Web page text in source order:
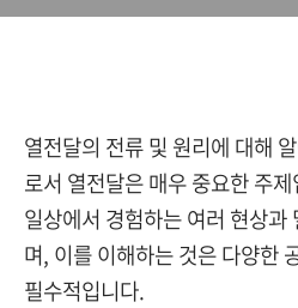
열전달의 전류 및 원리에 대해
로서 열전달은 매우 중요한 주
일상에서 경험하는 여러 현상과
며, 이를 이해하는 것은 다양한
필수적입니다.